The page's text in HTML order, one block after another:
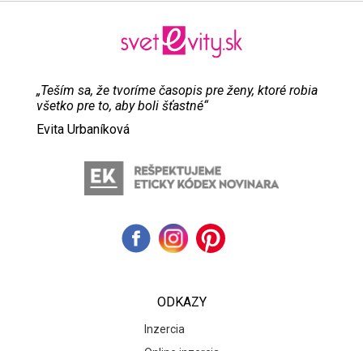
„Teším sa, že tvoríme časopis pre ženy, ktoré robia
všetko pre to, aby boli šťastné“
Evita Urbaníková
ODKAZY
Inzercia